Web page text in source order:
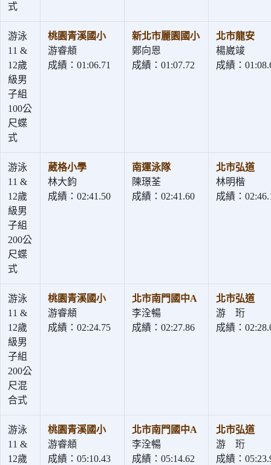
式
游泳
11 &
12歲
級男
子組
100公
尺蝶
式
桃園青溪國小
游睿頫
成績：01:06.71
新北市麗園國小
鄭向恩
成績：01:07.72
北市龍安
楊崴竣
成績：
游泳
11 &
12歲
級男
子組
200公
尺蝶
式
葳格小學
林大鈞
成績：02:41.50
南運泳隊
陳璟荃
成績：02:41.60
北市弘道
林明楷
成績：
游泳
11 &
12歲
級男
子組
200公
尺混
合式
桃園青溪國小
游睿頫
成績：02:24.75
北市南門國中A
李洤暢
成績：02:27.86
北市弘道
游 珩
成績：
游泳
11 &
12歲
桃園青溪國小
游睿頫
成績：05:10.43
北市南門國中A
李洤暢
成績：05:14.62
北市弘道
游 珩
成績：